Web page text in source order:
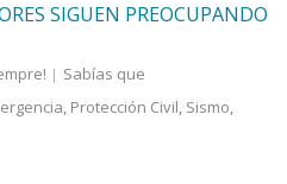
SIGUEN PREOCUPANDO
Sabías que
, Protección Civil, Sismo,